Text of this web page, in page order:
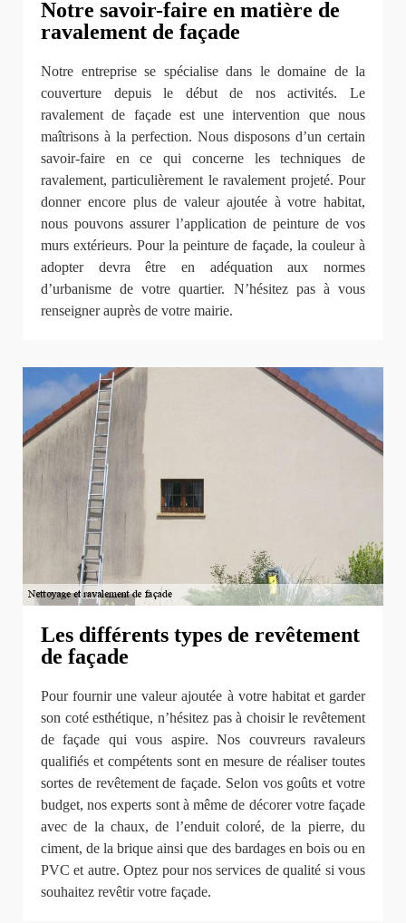
Notre savoir-faire en matière de
ravalement de façade
Notre entreprise se spécialise dans le domaine de la
couverture depuis le début de nos activités. Le
ravalement de façade est une intervention que nous
maîtrisons à la perfection. Nous disposons d’un certain
savoir-faire en ce qui concerne les techniques de
ravalement, particulièrement le ravalement projeté. Pour
donner encore plus de valeur ajoutée à votre habitat,
nous pouvons assurer l’application de peinture de vos
murs extérieurs. Pour la peinture de façade, la couleur à
adopter devra être en adéquation aux normes
d’urbanisme de votre quartier. N’hésitez pas à vous
renseigner auprès de votre mairie.
Les différents types de revêtement
de façade
Pour fournir une valeur ajoutée à votre habitat et garder
son coté esthétique, n’hésitez pas à choisir le revêtement
de façade qui vous aspire. Nos couvreurs ravaleurs
qualifiés et compétents sont en mesure de réaliser toutes
sortes de revêtement de façade. Selon vos goûts et votre
budget, nos experts sont à même de décorer votre façade
avec de la chaux, de l’enduit coloré, de la pierre, du
ciment, de la brique ainsi que des bardages en bois ou en
PVC et autre. Optez pour nos services de qualité si vous
souhaitez revêtir votre façade.